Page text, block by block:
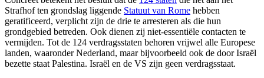
Strafhof ten grondslag liggende Statuut van Rome hebben
geratificeerd, verplicht zijn de drie te arresteren als die hun
grondgebied betreden. Ook dienen zij niet-essentiële contacten te
vermijden. Tot de 124 verdragsstaten behoren vrijwel alle Europese
landen, waaronder Nederland, maar bijvoorbeeld ook de door Israël
bezette staat Palestina. Israël en de VS zijn geen verdragsstaat.